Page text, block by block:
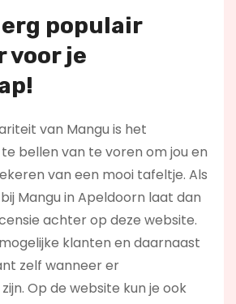
erg populair
voor je
van Mangu is het
bellen van te voren om jou en
van een mooi tafeltje. Als
Mangu in Apeldoorn laat dan
achter op deze website.
klanten en daarnaast
zelf wanneer er
Op de website kun je ook